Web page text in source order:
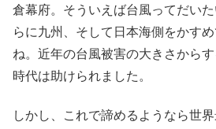
倉幕府。そういえば台風ってだい
らに九州、そして日本海側をかす
ね。近年の台風被害の大きさから
時代は助けられました。
しかし、これで諦めるようなら世